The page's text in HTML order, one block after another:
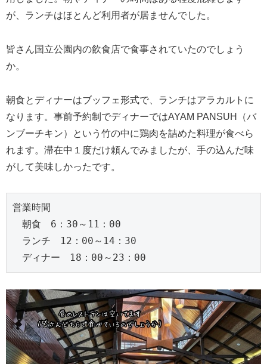
が、ランチはほとんど利用者が居ませんでした。
皆さん国立公園内の飲食店で食事されていたのでしょう
か。
朝食とディナーはブッフェ形式で、ランチはアラカルトに
なります。事前予約制でディナーではAYAM PANSUH（バ
ンブーチキン）という竹の中に鶏肉を詰めた料理が食べら
れます。滞在中１度だけ頼んでみましたが、手の込んだ味
がして美味しかったです。
営業時間
朝食　6：30～11：00
ランチ　12：00～14：30
ディナー　18：00～23：00